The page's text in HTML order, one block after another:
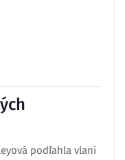
podľahla vlani